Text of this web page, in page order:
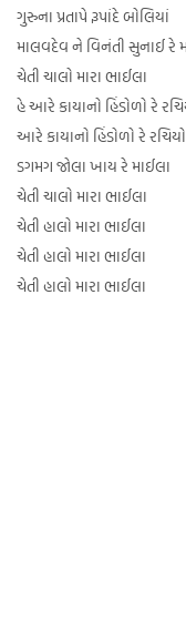
ગુરુના પ્રતાપે રૂપાંદે બોલિયાં
માલવદેવ ને વિનંતી સુનાઈ રે
ચેતી ચાલો મારા ભાઈલા
હે આરે કાયાનો હિંડોળો રે
આરે કાયાનો હિંડોળો રે રચિયો
ડગમગ જોલા ખાય રે માઈલા
ચેતી ચાલો મારા ભાઈલા
ચેતી હાલો મારા ભાઈલા
ચેતી હાલો મારા ભાઈલા
ચેતી હાલો મારા ભાઈલા